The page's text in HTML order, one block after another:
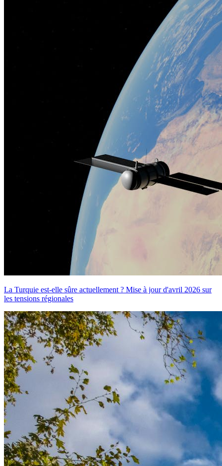
La Turquie est-elle sûre actuellement ? Mise à jour d'avril 2026 sur
les tensions régionales